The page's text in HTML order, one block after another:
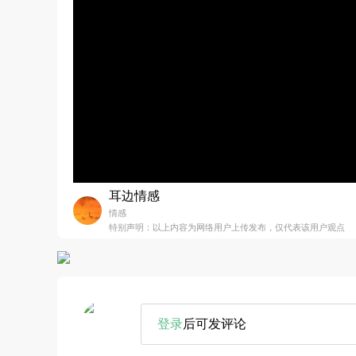
耳边情感
情感
特别声明：以上内容为网络用户上传发布，仅代表该用户观点
登录后可发评论